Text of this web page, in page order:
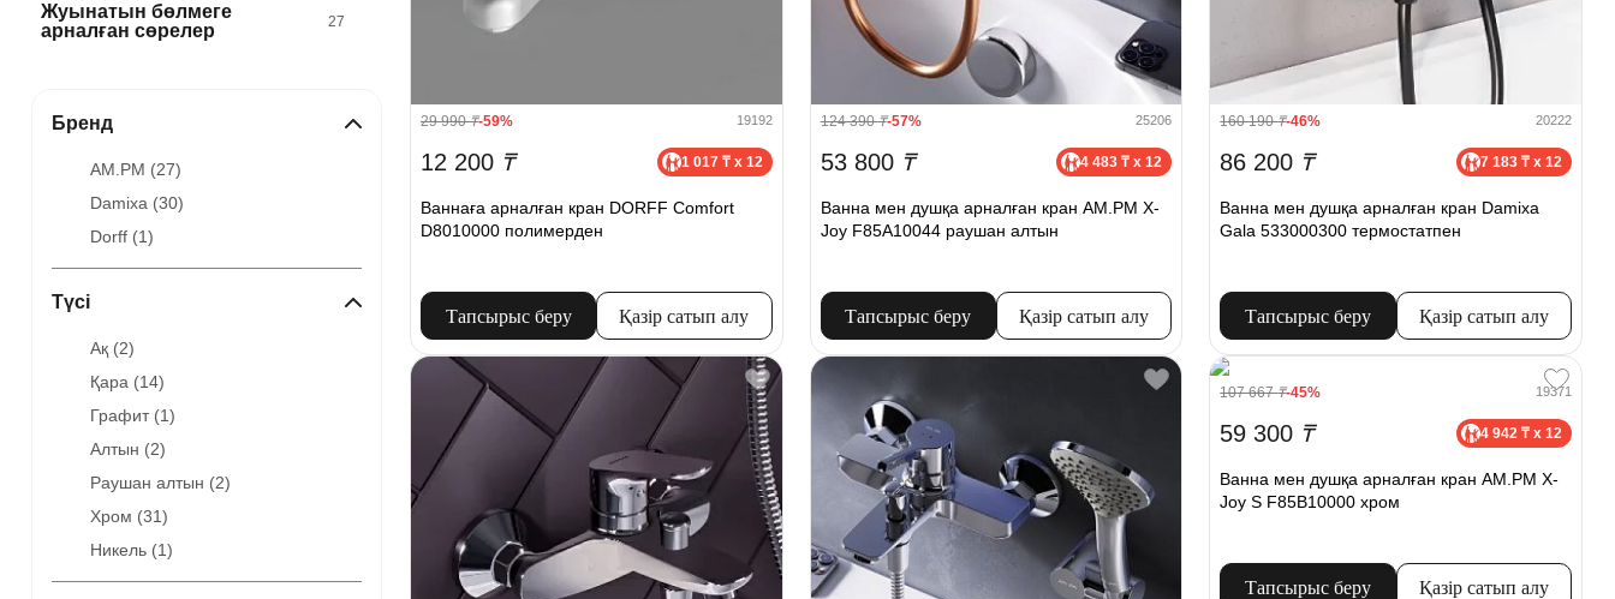
Жуынатын бөлмеге
арналған сөрелер
27
Бренд
AM.PM (27)
Damixa (30)
Dorff (1)
Түсі
Ақ (2)
Қара (14)
Графит (1)
Алтын (2)
Раушан алтын (2)
Хром (31)
Никель (1)
29 990₸-59% 19192
12 200 ₸ 1 017 ₸ x 12
Ваннаға арналған кран DORFF Comfort
D8010000 полимерден
Тапсырыс беру Қазір сатып алу
124 390₸-57% 25206
53 800 ₸ 4 483 ₸ x 12
Ванна мен душқа арналған кран AM.PM X-
Joy F85A10044 раушан алтын
Тапсырыс беру Қазір сатып алу
160 190₸-46% 20222
86 200 ₸ 7 183 ₸ x 12
Ванна мен душқа арналған кран Damixa
Gala 533000300 термостатпен
Тапсырыс беру Қазір сатып алу
107 667₸-45% 19371
59 300 ₸ 4 942 ₸ x 12
Ванна мен душқа арналған кран AM.PM X-
Joy S F85B10000 хром
Тапсырыс беру Қазір сатып алу